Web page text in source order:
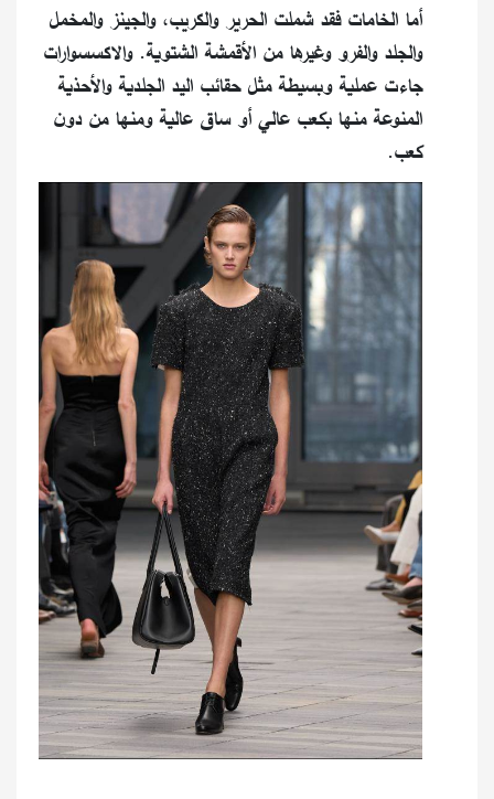
أما الخامات فقد شملت الحرير والكريب، والجينز والمخمل
والجلد والفرو وغيرها من الأقمشة الشتوية. والاكسسوارات
جاءت عملية وبسيطة مثل حقائب اليد الجلدية والأحذية
المنوعة منها بكعب عالي أو ساق عالية ومنها من دون
كعب.